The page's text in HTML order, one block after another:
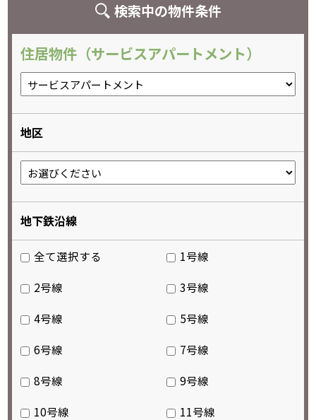
検索中の物件条件
住居物件（サービスアパートメント）
地区
地下鉄沿線
全て選択する
1号線
2号線
3号線
4号線
5号線
6号線
7号線
8号線
9号線
10号線
11号線